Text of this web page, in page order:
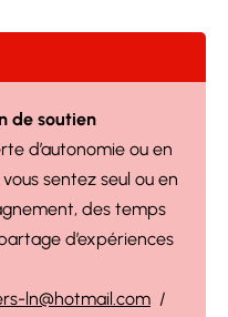
de soutien
d’autonomie ou en
sentez seul ou en
des temps
d’expériences
ln@hotmail.com /